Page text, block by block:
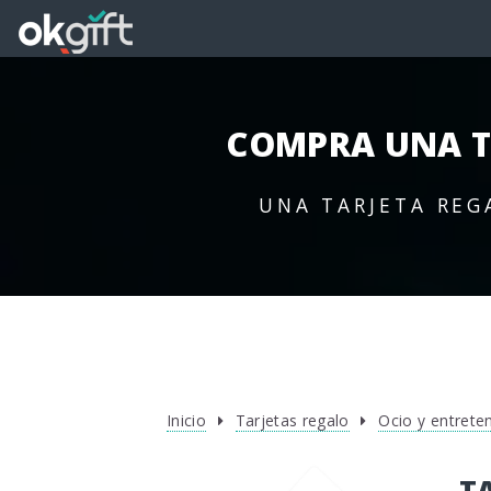
COMPRA UNA
UNA TARJETA
Inicio Tarjetas regalo Ocio y